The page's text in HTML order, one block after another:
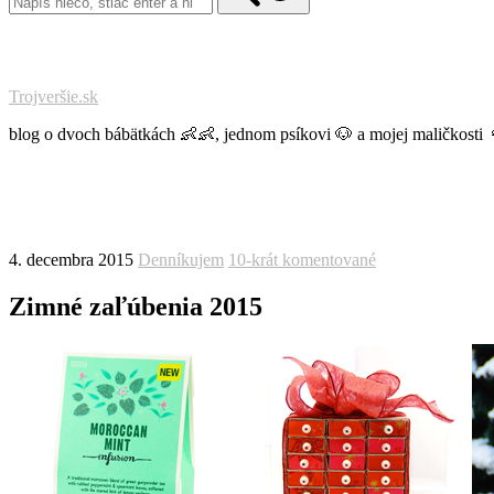
Trojveršie.sk
blog o dvoch bábätkách 👶👶, jednom psíkovi 🐶 a mojej maličkosti
4. decembra 2015 Denníkujem 10-krát komentované
Zimné zaľúbenia 2015